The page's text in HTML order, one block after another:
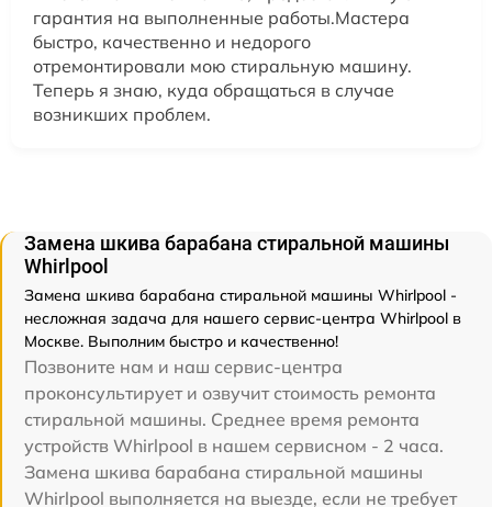
гарантия на выполненные работы.Мастера
быстро, качественно и недорого
отремонтировали мою стиральную машину.
Теперь я знаю, куда обращаться в случае
возникших проблем.
Замена шкива барабана стиральной машины
Whirlpool
Замена шкива барабана стиральной машины Whirlpool -
несложная задача для нашего сервис-центра Whirlpool в
Москве. Выполним быстро и качественно!
Позвоните нам и наш сервис-центра
проконсультирует и озвучит стоимость ремонта
стиральной машины. Среднее время ремонта
устройств Whirlpool в нашем сервисном - 2 часа.
Замена шкива барабана стиральной машины
Whirlpool выполняется на выезде, если не требует